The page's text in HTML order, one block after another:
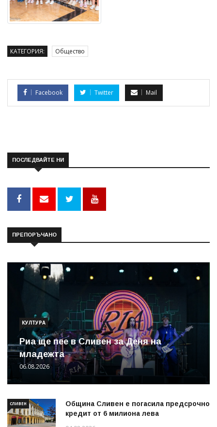
КАТЕГОРИЯ: Общество
Facebook Twitter Mail
ПОСЛЕДВАЙТЕ НИ
ПРЕПОРЪЧАНО
КУЛТУРА
Риа ще пее в Сливен за Деня на
младежта
06.08.2026
СЛИВЕН
Община Сливен е погасила предсрочно
кредит от 6 милиона лева